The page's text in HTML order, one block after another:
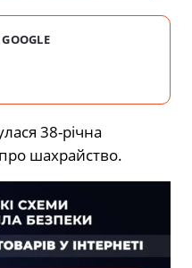
38-річна
шахрайство.